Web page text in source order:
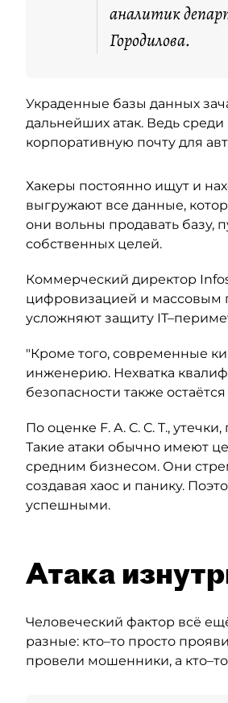
аналитик
Городилова.
Украденные базы данных
дальнейших атак. Ведь
корпоративную почту для
Хакеры постоянно ищут и
выгружают все данные,
они вольны продавать базу,
собственных целей.
Коммерческий директор
цифровизацией и массовым
усложняют защиту
"Кроме того, современные
инженерию. Нехватка
безопасности также
По оценке F. A. C. C. T.,
Такие атаки обычно имеют
средним бизнесом. Они
создавая хаос и панику.
успешными.
Атака
Человеческий фактор всё
разные: кто–то просто
провели мошенники, а